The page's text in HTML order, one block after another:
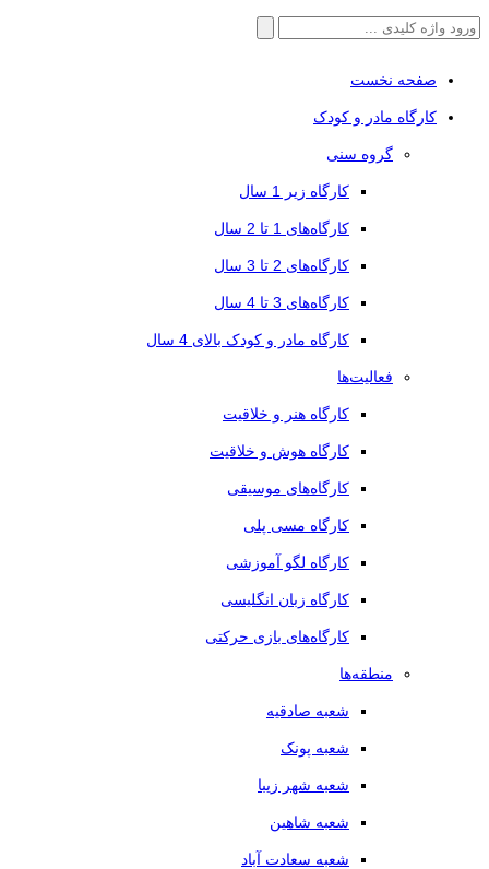
جستجو
صفحه نخست
کارگاه مادر و کودک
گروه سنی
کارگاه زیر 1 سال
کارگاه‌های 1 تا 2 سال
کارگاه‌های 2 تا 3 سال
کارگاه‌های 3 تا 4 سال
کارگاه مادر و کودک بالای 4 سال
فعالیت‌ها
کارگاه هنر و خلاقیت
کارگاه هوش و خلاقیت
کارگاه‌های موسیقی
کارگاه مسی پلی
کارگاه لگو آموزشی
کارگاه زبان انگلیسی
کارگاه‌های بازی حرکتی
منطقه‌ها
شعبه صادقیه
شعبه پونک
شعبه شهر زیبا
شعبه شاهین
شعبه سعادت آباد